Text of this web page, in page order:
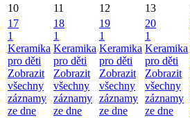
10 11 12 13
17
1
Keramika
pro děti
Zobrazit
všechny
záznamy
ze dne
18
1
Keramika
pro děti
Zobrazit
všechny
záznamy
ze dne
19
1
Keramika
pro děti
Zobrazit
všechny
záznamy
ze dne
20
1
Keramika
pro děti
Zobrazit
všechny
záznamy
ze dne